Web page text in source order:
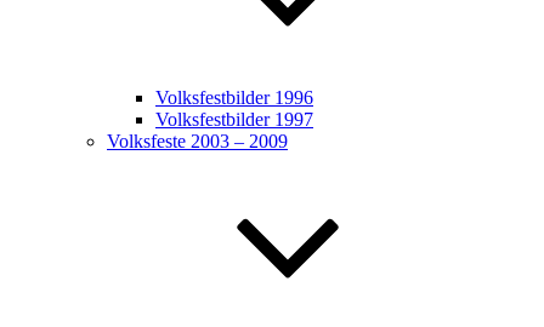
Volksfestbilder 1996
Volksfestbilder 1997
Volksfeste 2003 – 2009